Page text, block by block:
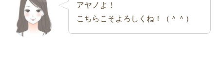
アヤノよ！
こちらこそよろしくね！（＾＾）